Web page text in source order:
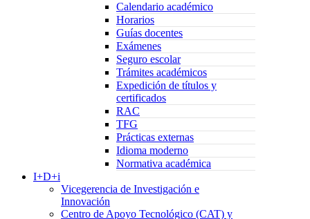
Calendario académico
Horarios
Guías docentes
Exámenes
Seguro escolar
Trámites académicos
Expedición de títulos y
certificados
RAC
TFG
Prácticas externas
Idioma moderno
Normativa académica
I+D+i
Vicegerencia de Investigación e
Innovación
Centro de Apoyo Tecnológico (CAT) y